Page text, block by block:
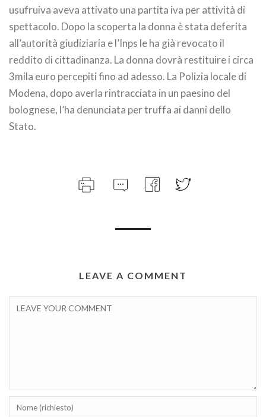
usufruiva aveva attivato una partita iva per attività di
spettacolo. Dopo la scoperta la donna è stata deferita
all’autorità giudiziaria e l’Inps le ha già revocato il
reddito di cittadinanza. La donna dovrà restituire i circa
3mila euro percepiti fino ad adesso. La Polizia locale di
Modena, dopo averla rintracciata in un paesino del
bolognese, l’ha denunciata per truffa ai danni dello
Stato.
LEAVE A COMMENT